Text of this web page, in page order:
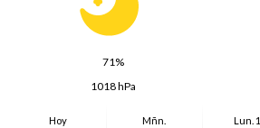
71%
1018 hPa
Hoy
Mñn.
Lun.